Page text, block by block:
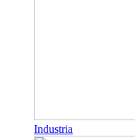
Industria